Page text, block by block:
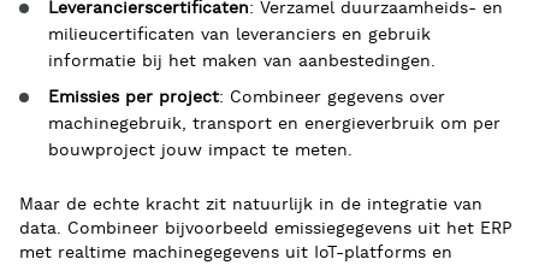
Leverancierscertificaten: Verzamel duurzaamheids- en
milieucertificaten van leveranciers en gebruik
informatie bij het maken van aanbestedingen.
Emissies per project: Combineer gegevens over
machinegebruik, transport en energieverbruik om per
bouwproject jouw impact te meten.
Maar de echte kracht zit natuurlijk in de integratie van
data. Combineer bijvoorbeeld emissiegegevens uit het ERP
met realtime machinegegevens uit IoT-platforms en